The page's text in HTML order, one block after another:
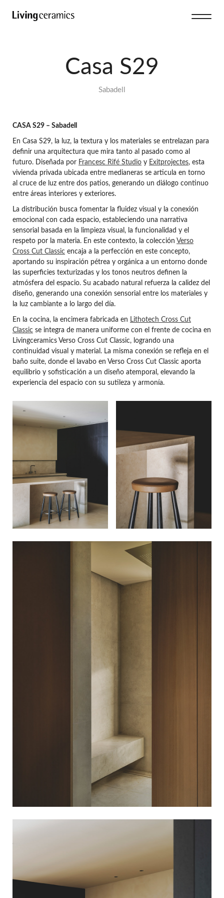
Casa S29
Sabadell
CASA S29 – Sabadell
En Casa S29, la luz, la textura y los materiales se entrelazan para
definir una arquitectura que mira tanto al pasado como al
futuro. Diseñada por Francesc Rifé Studio y Exitprojectes, esta
vivienda privada ubicada entre medianeras se articula en torno
al cruce de luz entre dos patios, generando un diálogo continuo
entre áreas interiores y exteriores.
La distribución busca fomentar la fluidez visual y la conexión
emocional con cada espacio, estableciendo una narrativa
sensorial basada en la limpieza visual, la funcionalidad y el
respeto por la materia. En este contexto, la colección Verso
Cross Cut Classic encaja a la perfección en este concepto,
aportando su inspiración pétrea y orgánica a un entorno donde
las superficies texturizadas y los tonos neutros definen la
atmósfera del espacio. Su acabado natural refuerza la calidez del
diseño, generando una conexión sensorial entre los materiales y
la luz cambiante a lo largo del día.
En la cocina, la encimera fabricada en Lithotech Cross Cut
Classic se integra de manera uniforme con el frente de cocina en
Livingceramics Verso Cross Cut Classic, logrando una
continuidad visual y material. La misma conexión se refleja en el
baño suite, donde el lavabo en Verso Cross Cut Classic aporta
equilibrio y sofisticación a un diseño atemporal, elevando la
experiencia del espacio con su sutileza y armonía.